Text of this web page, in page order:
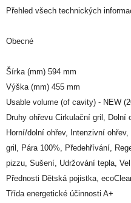
Přehled všech technických
Obecné
Šírka (mm) 594 mm
Výška (mm) 455 mm
Usable volume (of cavity) - NEW
Druhy ohřevu Cirkulační gril, Dolní
Horní/dolní ohřev, Intenzivní
gril, Pára 100%, Předehřívání,
pizzu, Sušení, Udržování tepla,
Přednosti Dětská pojistka,
Třída energetické účinnosti A+